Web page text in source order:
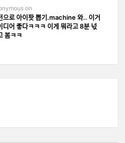
on
아이팟 뽑기.machine 와.. 이거
좋다ㅋㅋㅋ 이게 뭐라고 8분 넋
봄ㅋㅋ